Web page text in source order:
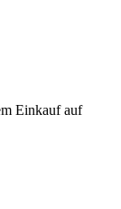
Einkauf auf